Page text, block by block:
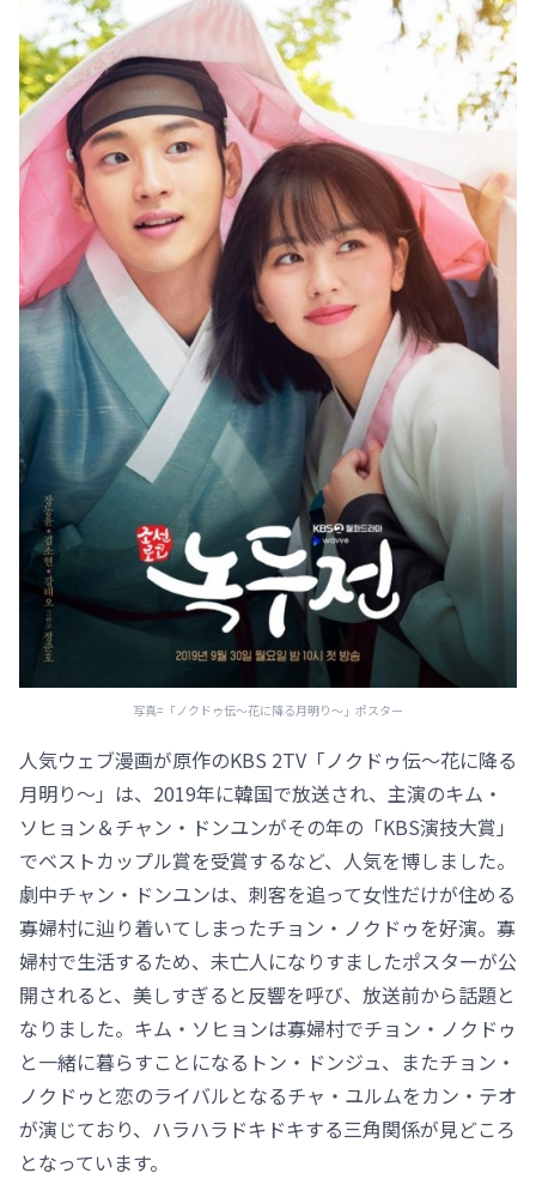
写真=「ノクドゥ伝～花に降る月明り～」ポスター
人気ウェブ漫画が原作のKBS 2TV「ノクドゥ伝～花に降る
月明り～」は、2019年に韓国で放送され、主演のキム・
ソヒョン＆チャン・ドンユンがその年の「KBS演技大賞」
でベストカップル賞を受賞するなど、人気を博しました。
劇中チャン・ドンユンは、刺客を追って女性だけが住める
寡婦村に辿り着いてしまったチョン・ノクドゥを好演。寡
婦村で生活するため、未亡人になりすましたポスターが公
開されると、美しすぎると反響を呼び、放送前から話題と
なりました。キム・ソヒョンは寡婦村でチョン・ノクドゥ
と一緒に暮らすことになるトン・ドンジュ、またチョン・
ノクドゥと恋のライバルとなるチャ・ユルムをカン・テオ
が演じており、ハラハラドキドキする三角関係が見どころ
となっています。